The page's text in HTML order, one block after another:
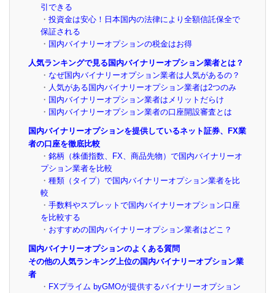
引できる
投資金は安心！日本国内の法律により全額信託保全で
保証される
国内バイナリーオプションの税金はお得
人気ランキングで見る国内バイナリーオプション業者とは？
なぜ国内バイナリーオプション業者は人気があるの？
人気がある国内バイナリーオプション業者は2つのみ
国内バイナリーオプション業者はメリットだらけ
国内バイナリーオプション業者の口座開設審査とは
国内バイナリーオプションを提供しているネット証券、FX業
者の口座を徹底比較
銘柄（株価指数、FX、商品先物）で国内バイナリーオ
プション業者を比較
種類（タイプ）で国内バイナリーオプション業者を比
較
手数料やスプレットで国内バイナリーオプション口座
を比較する
おすすめの国内バイナリーオプション業者はどこ？
国内バイナリーオプションのよくある質問
その他の人気ランキング上位の国内バイナリーオプション業
者
FXプライム byGMOが提供するバイナリーオプション